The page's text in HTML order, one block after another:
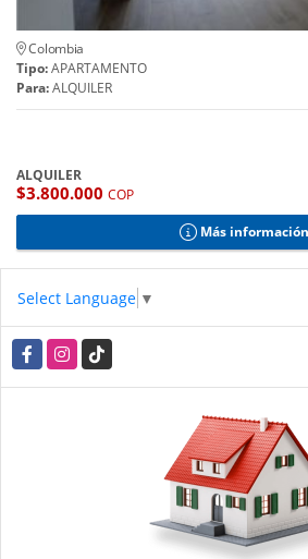
Colombia
Tipo:APARTAMENTO
Para:ALQUILER
ALQUILER
$3.800.000 COP
Más información
Select Language ▼
FacebookInstagram
TikTok